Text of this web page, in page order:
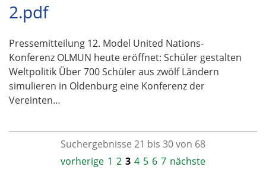
2.pdf
Pressemitteilung 12. Model United Nations-
Konferenz OLMUN heute eröffnet: Schüler gestalten
Weltpolitik Über 700 Schüler aus zwölf Ländern
simulieren in Oldenburg eine Konferenz der
Vereinten…
Suchergebnisse 21 bis 30 von 68
vorherige 1 2 3 4 5 6 7 nächste